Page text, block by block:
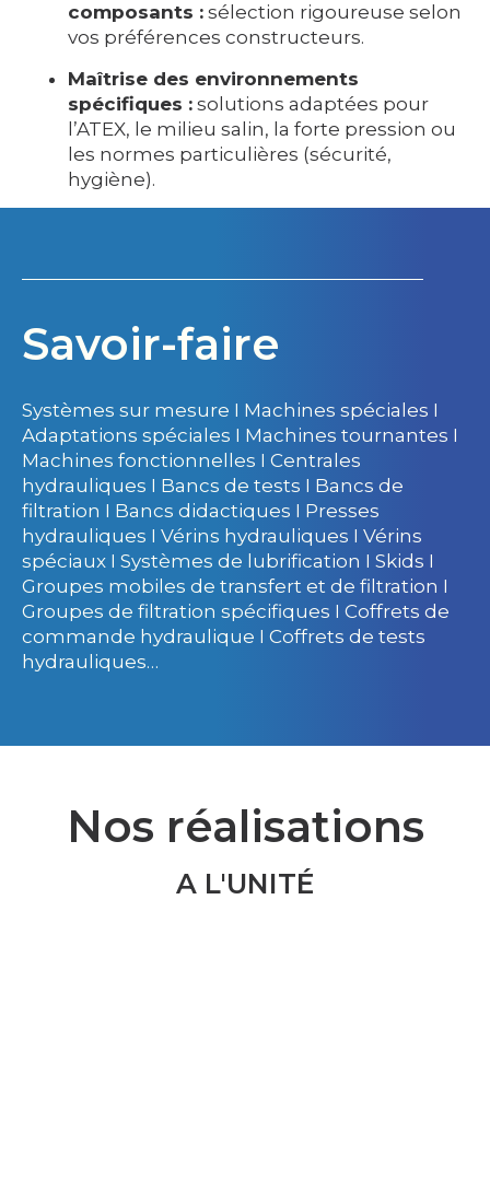
composants : sélection rigoureuse selon
vos préférences constructeurs.
Maîtrise des environnements
spécifiques : solutions adaptées pour
l’ATEX, le milieu salin, la forte pression ou
les normes particulières (sécurité,
hygiène).
Savoir-faire
Systèmes sur mesure I Machines spéciales I
Adaptations spéciales I Machines tournantes I
Machines fonctionnelles I Centrales
hydrauliques I Bancs de tests I Bancs de
filtration I Bancs didactiques I Presses
hydrauliques I Vérins hydrauliques I Vérins
spéciaux I Systèmes de lubrification I Skids I
Groupes mobiles de transfert et de filtration I
Groupes de filtration spécifiques I Coffrets de
commande hydraulique I Coffrets de tests
hydrauliques…
Nos réalisations
A L'UNITÉ